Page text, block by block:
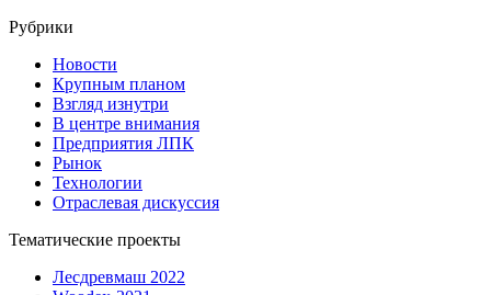
Рубрики
Новости
Крупным планом
Взгляд изнутри
В центре внимания
Предприятия ЛПК
Рынок
Технологии
Отраслевая дискуссия
Тематические проекты
Лесдревмаш 2022